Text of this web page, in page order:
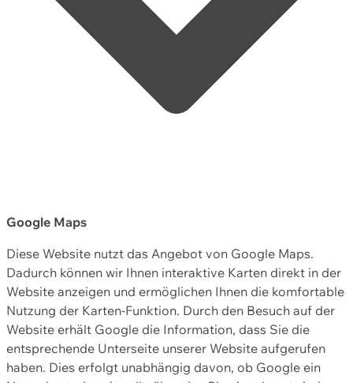
Google Maps
Diese Website nutzt das Angebot von Google Maps.
Dadurch können wir Ihnen interaktive Karten direkt in der
Website anzeigen und ermöglichen Ihnen die komfortable
Nutzung der Karten-Funktion. Durch den Besuch auf der
Website erhält Google die Information, dass Sie die
entsprechende Unterseite unserer Website aufgerufen
haben. Dies erfolgt unabhängig davon, ob Google ein